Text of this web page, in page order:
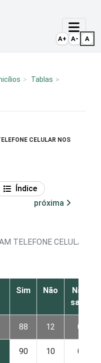
Tablas
CELULAR NOS
Índice
próxima
TELEFONE CELULAR
Sim Não
Não
sabe
88 12 0
90 10 0
A+ A- A